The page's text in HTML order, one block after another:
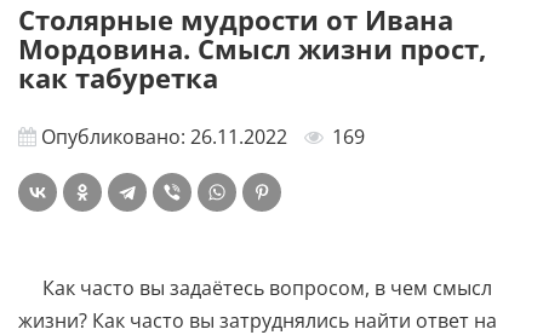
Столярные мудрости от Ивана
Мордовина. Смысл жизни прост,
как табуретка
Опубликовано: 26.11.2022 169
Как часто вы задаётесь вопросом, в чем смысл
жизни? Как часто вы затруднялись найти ответ на